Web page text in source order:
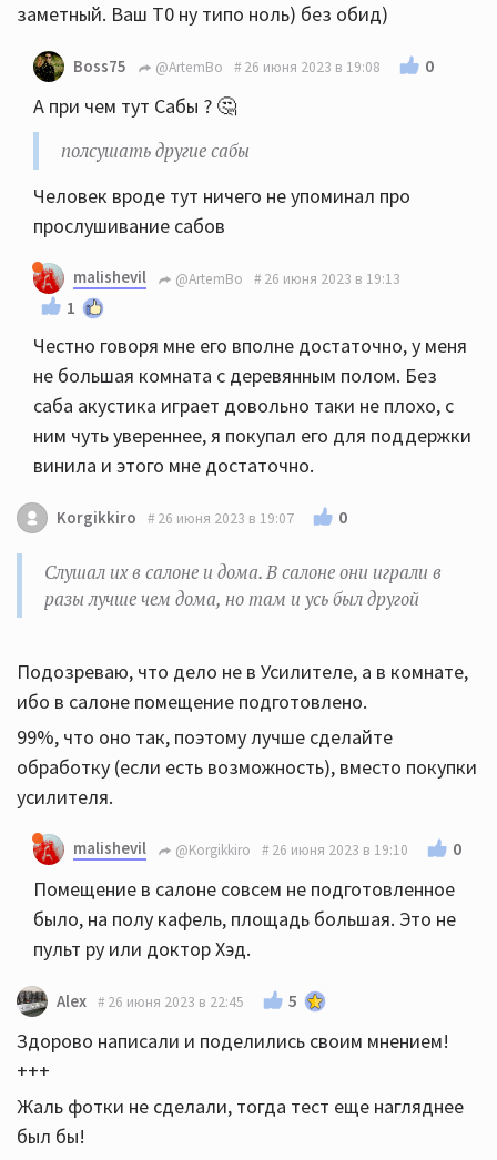
заметный. Ваш Т0 ну типо ноль) без обид)
Boss75 @ArtemBo 26 июня 2023 в 19:08 0
А при чем тут Сабы ? 🤔
полсушать другие сабы
Человек вроде тут ничего не упоминал про
прослушивание сабов
malishevil @ArtemBo 26 июня 2023 в 19:13
1
Честно говоря мне его вполне достаточно, у меня
не большая комната с деревянным полом. Без
саба акустика играет довольно таки не плохо, с
ним чуть увереннее, я покупал его для поддержки
винила и этого мне достаточно.
Korgikkiro 26 июня 2023 в 19:07 0
Слушал их в салоне и дома. В салоне они играли в
разы лучше чем дома, но там и усь был другой
Подозреваю, что дело не в Усилителе, а в комнате,
ибо в салоне помещение подготовлено.
99%, что оно так, поэтому лучше сделайте
обработку (если есть возможность), вместо покупки
усилителя.
malishevil @Korgikkiro 26 июня 2023 в 19:10 0
Помещение в салоне совсем не подготовленное
было, на полу кафель, площадь большая. Это не
пульт ру или доктор Хэд.
Alex 26 июня 2023 в 22:45 5
Здорово написали и поделились своим мнением!
+++
Жаль фотки не сделали, тогда тест еще нагляднее
был бы!